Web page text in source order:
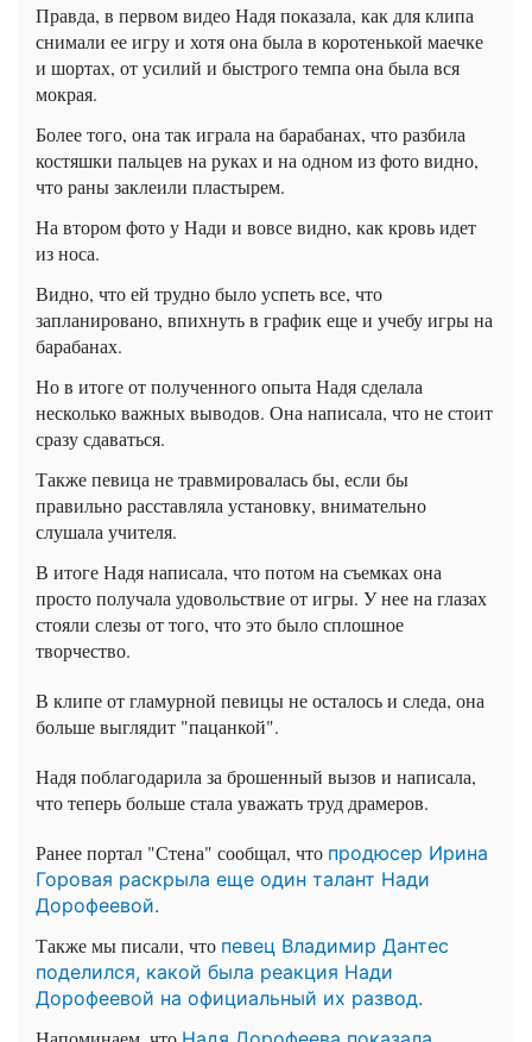
Правда, в первом видео Надя показала, как для клипа
снимали ее игру и хотя она была в коротенькой маечке
и шортах, от усилий и быстрого темпа она была вся
мокрая.
Более того, она так играла на барабанах, что разбила
костяшки пальцев на руках и на одном из фото видно,
что раны заклеили пластырем.
На втором фото у Нади и вовсе видно, как кровь идет
из носа.
Видно, что ей трудно было успеть все, что
запланировано, впихнуть в график еще и учебу игры на
барабанах.
Но в итоге от полученного опыта Надя сделала
несколько важных выводов. Она написала, что не стоит
сразу сдаваться.
Также певица не травмировалась бы, если бы
правильно расставляла установку, внимательно
слушала учителя.
В итоге Надя написала, что потом на съемках она
просто получала удовольствие от игры. У нее на глазах
стояли слезы от того, что это было сплошное
творчество.
В клипе от гламурной певицы не осталось и следа, она
больше выглядит "пацанкой".
Надя поблагодарила за брошенный вызов и написала,
что теперь больше стала уважать труд драмеров.
Ранее портал "Стена" сообщал, что продюсер Ирина
Горовая раскрыла еще один талант Нади
Дорофеевой.
Также мы писали, что певец Владимир Дантес
поделился, какой была реакция Нади
Дорофеевой на официальный их развод.